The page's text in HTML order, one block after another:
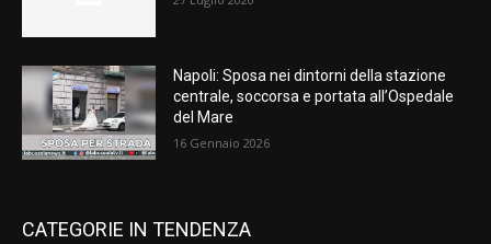
Napoli: Sposa nei dintorni della stazione
centrale, soccorsa e portata all’Ospedale
del Mare
16 Gennaio 2026
CATEGORIE IN TENDENZA